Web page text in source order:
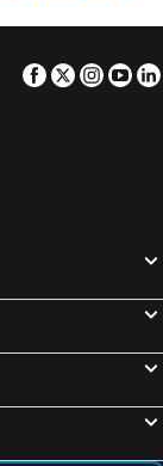
Facebook
Twitter